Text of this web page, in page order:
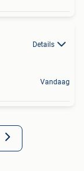
Details
Vandaag